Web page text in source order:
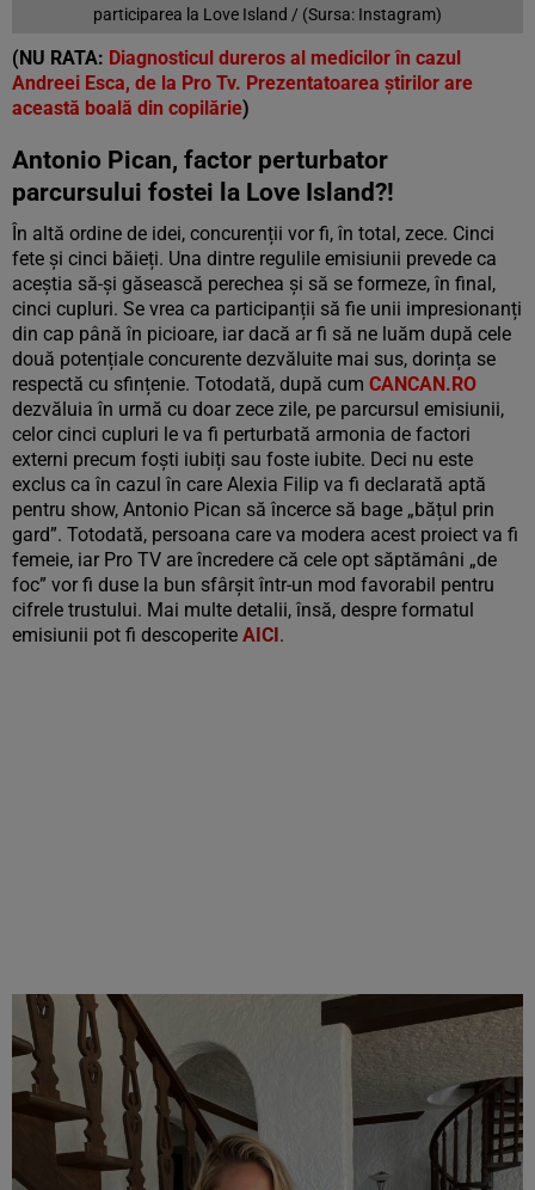
participarea la Love Island / (Sursa: Instagram)
(NU RATA: Diagnosticul dureros al medicilor în cazul
Andreei Esca, de la Pro Tv. Prezentatoarea știrilor are
această boală din copilărie)
Antonio Pican, factor perturbator
parcursului fostei la Love Island?!
În altă ordine de idei, concurenții vor fi, în total, zece. Cinci
fete și cinci băieți. Una dintre regulile emisiunii prevede ca
aceștia să-și găsească perechea și să se formeze, în final,
cinci cupluri. Se vrea ca participanții să fie unii impresionanți
din cap până în picioare, iar dacă ar fi să ne luăm după cele
două potențiale concurente dezvăluite mai sus, dorința se
respectă cu sfințenie. Totodată, după cum CANCAN.RO
dezvăluia în urmă cu doar zece zile, pe parcursul emisiunii,
celor cinci cupluri le va fi perturbată armonia de factori
externi precum foști iubiți sau foste iubite. Deci nu este
exclus ca în cazul în care Alexia Filip va fi declarată aptă
pentru show, Antonio Pican să încerce să bage „bățul prin
gard”. Totodată, persoana care va modera acest proiect va fi
femeie, iar Pro TV are încredere că cele opt săptămâni „de
foc” vor fi duse la bun sfârșit într-un mod favorabil pentru
cifrele trustului. Mai multe detalii, însă, despre formatul
emisiunii pot fi descoperite AICI.